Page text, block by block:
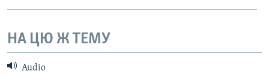
НА ЦЮ Ж ТЕМУ
Audio